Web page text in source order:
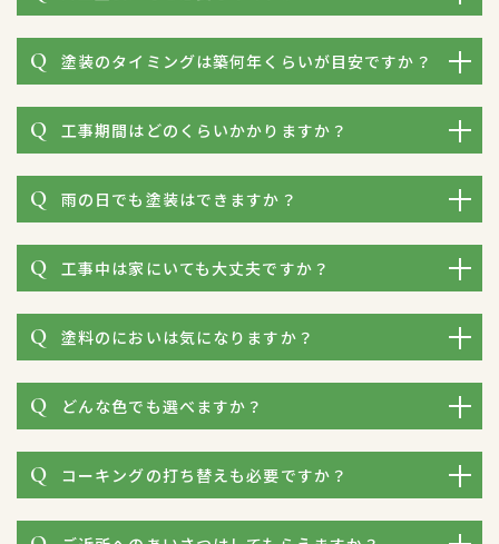
塗装のタイミングは築何年くらいが目安ですか？
工事期間はどのくらいかかりますか？
雨の日でも塗装はできますか？
工事中は家にいても大丈夫ですか？
塗料のにおいは気になりますか？
どんな色でも選べますか？
コーキングの打ち替えも必要ですか？